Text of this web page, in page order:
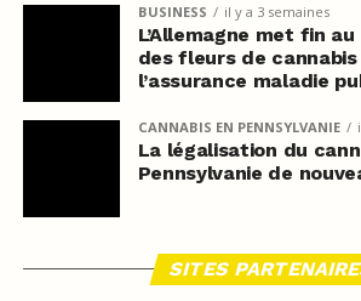
BUSINESS il y a 3 semaines
L’Allemagne met fin
des fleurs de
l’assurance maladie
CANNABIS EN PENNSYLVANIE
La légalisation du
Pennsylvanie de
SITES